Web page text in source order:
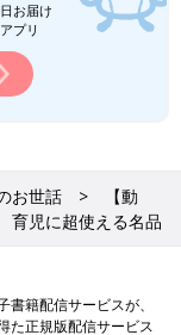
お届け
プリ
お世話
【動
育児に超使える名品
籍配信サービスが、
た正規版配信サービス